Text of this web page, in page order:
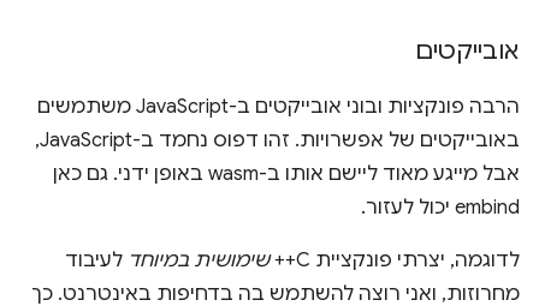
אובייקטים
הרבה פונקציות ובוני אובייקטים ב-JavaScript משתמשים
באובייקטים של אפשרויות. זהו דפוס נחמד ב-JavaScript,
אבל מייגע מאוד ליישם אותו ב-wasm באופן ידני. גם כאן
embind יכול לעזור.
לדוגמה, יצרתי פונקציית C++ שימושית במיוחד לעיבוד
מחרוזות, ואני רוצה להשתמש בה בדחיפות באינטרנט. כך